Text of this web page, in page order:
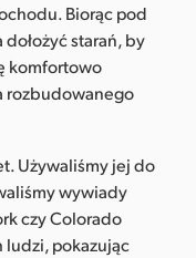
Biorąc pod
starań, by
komfortowo
rozbudowanego
Używaliśmy jej do
wywiady
czy Colorado
ludzi, pokazując